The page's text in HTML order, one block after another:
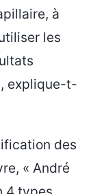
à
les
explique-t-
des
« André